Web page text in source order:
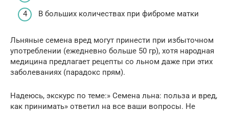
В больших количествах при фиброме матки
Льняные семена вред могут принести при избыточном
употреблении (ежедневно больше 50 гр), хотя народная
медицина предлагает рецепты со льном даже при этих
заболеваниях (парадокс прям).
Надеюсь, экскурс по теме:» Семена льна: польза и вред,
как принимать» ответил на все ваши вопросы. Не